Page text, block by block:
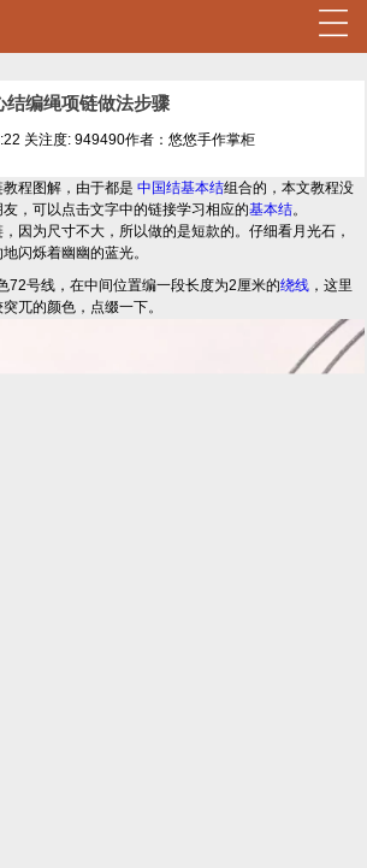
结编绳项链做法步骤
关注度: 949490作者：悠悠手作掌柜
教程图解，由于都是中国结基本结组合的，本文教程没
，可以点击文字中的链接学习相应的基本结。
因为尺寸不大，所以做的是短款的。仔细看月光石，
闪烁着幽幽的蓝光。
72号线，在中间位置编一段长度为2厘米的绕线 ，这里
兀的颜色，点缀一下。